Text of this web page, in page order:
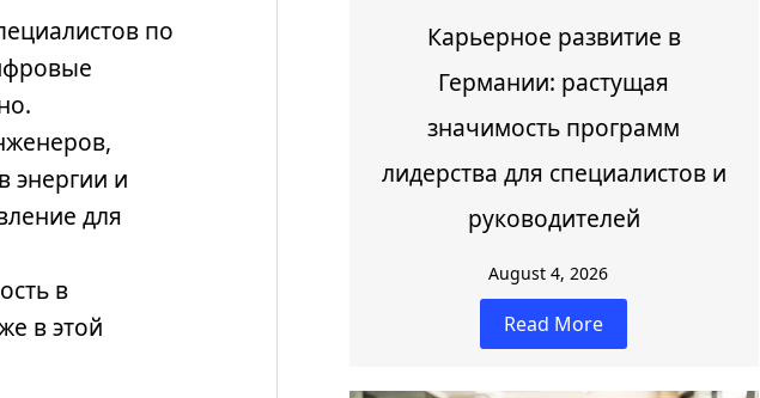
по
энергии и
для
в
в этой
Карьерное развитие в
Германии: растущая
значимость программ
лидерства для специалистов и
руководителей
August 4, 2026
Read More